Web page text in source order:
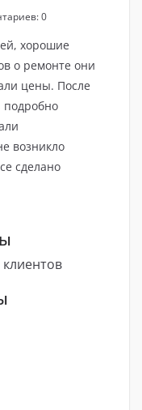
0
хорошие
о ремонте они
цены. После
подробно
возникло
сделано